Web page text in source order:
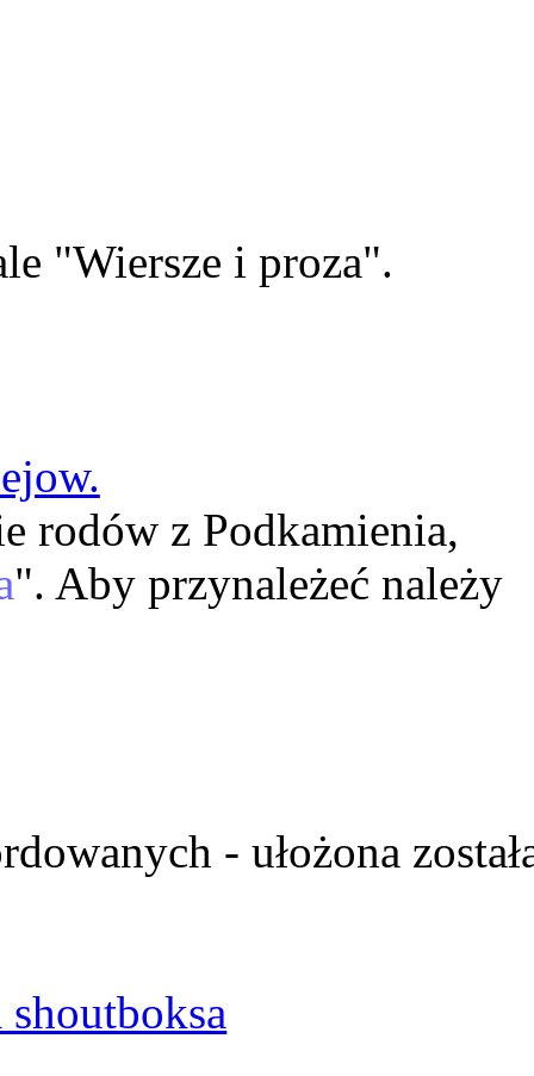
"Wiersze i proza".
rodów z Podkamienia,
". Aby przynależeć należy
- ułożona